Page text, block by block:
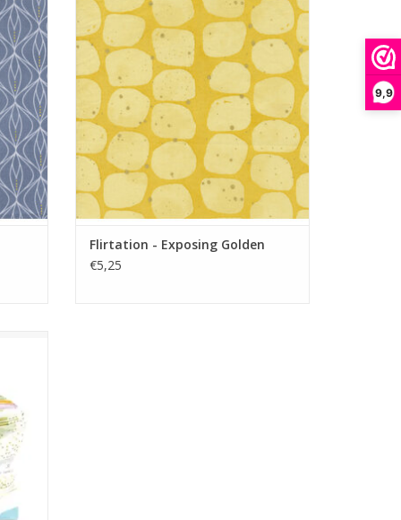
9,9
TOEVOEGEN AAN WINKELWAGEN
Flirtation - Exposing Golden
€5,25